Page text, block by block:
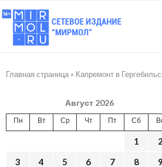
Главная страница » Капремонт в
Август 2026
Пн Вт Ср Чт Пт Сб
1
2
3
4 5 6 7 8
9